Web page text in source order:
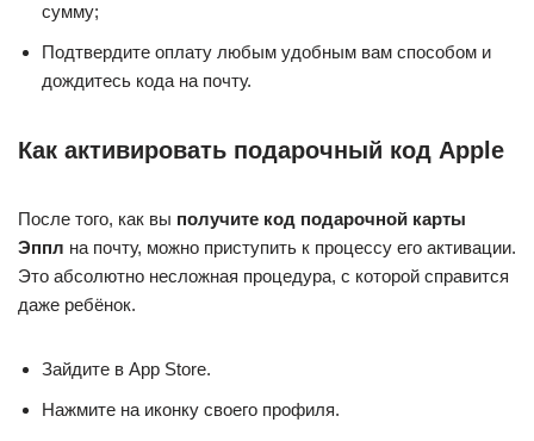
сумму;
Подтвердите оплату любым удобным вам способом и
дождитесь кода на почту.
Как активировать подарочный код Apple
После того, как вы получите код подарочной карты
Эппл на почту, можно приступить к процессу его активации.
Это абсолютно несложная процедура, с которой справится
даже ребёнок.
Зайдите в App Store.
Нажмите на иконку своего профиля.